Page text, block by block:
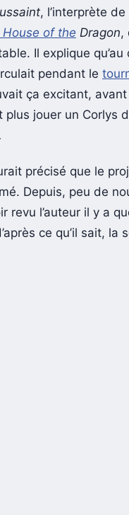
, l’interprète de
House of the Dragon,
Il explique qu’au
pendant le
ça excitant,
plus jouer un Corlys
précisé que le
Depuis, peu de
revu l’auteur il y a
ce qu’il sait, la